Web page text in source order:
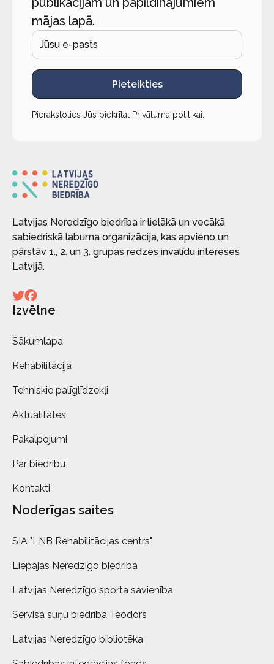
mājas lapā.
Pieteikties
Pierakstoties Jūs piekrītat Privātuma politikai
Latvijas Neredzīgo biedrība ir lielākā un vecākā
sabiedriskā labuma organizācija, kas apvieno un
pārstāv 1., 2. un 3. grupas redzes invalīdu intereses
Latvijā.
Izvēlne
Sākumlapa
Rehabilitācija
Tehniskie palīglīdzekļi
Aktualitātes
Pakalpojumi
Par biedrību
Kontakti
Noderīgas saites
SIA "LNB Rehabilitācijas centrs"
Liepājas Neredzīgo biedrība
Latvijas Neredzīgo sporta savienība
Servisa suņu biedrība Teodors
Latvijas Neredzīgo bibliotēka